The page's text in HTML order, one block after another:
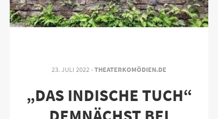
23. JULI 2022 -THEATERKOMÖDIEN.DE
„DAS INDISCHE TUCH“